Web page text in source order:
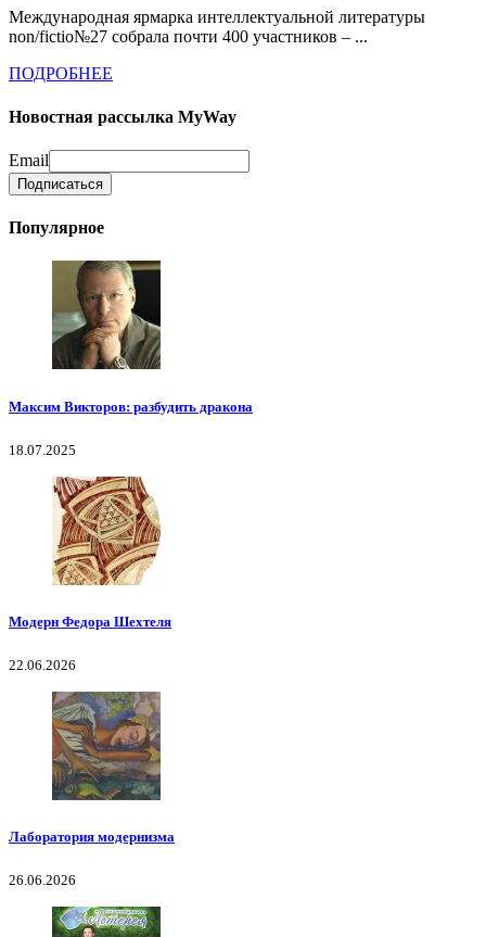
Международная ярмарка интеллектуальной литературы
non/fictio№27 собрала почти 400 участников – ...
ПОДРОБНЕЕ
Новостная рассылка MyWay
Email
Популярное
Максим Викторов: разбудить дракона
18.07.2025
Модерн Федора Шехтеля
22.06.2026
Лаборатория модернизма
26.06.2026